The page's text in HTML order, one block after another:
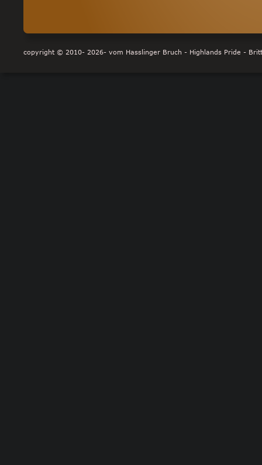
copyright © 2010- 2026- vom Hasslinger Bruch - Highlands Pride -